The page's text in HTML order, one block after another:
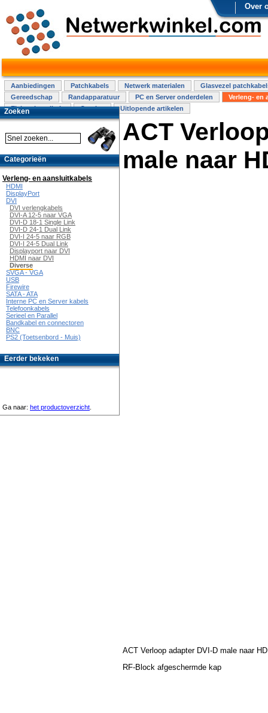
Over
Aanbiedingen Patchkabels Netwerk materialen
Glasvezel
Gereedschap
Randapparatuur PC en Server onderdelen
Verleng- en
Elektra installatie
Overige Uitlopende artikelen
ACT
male naar
ACT Verloop adapter DVI-D male naar
RF-Block afgeschermde kap
Zoeken
Categorieën
Verleng- en aansluitkabels
HDMI
DisplayPort
DVI
DVI verlengkabels
DVI-A 12-5 naar VGA
DVI-D 18-1 Single Link
DVI-D 24-1 Dual Link
DVI-I 24-5 naar RGB
DVI-I 24-5 Dual Link
Displayport naar DVI
HDMI naar DVI
Diverse
SVGA - VGA
USB
Firewire
SATA - ATA
Interne PC en Server kabels
Telefoonkabels
Serieel en Parallel
Bandkabel en connectoren
BNC
PS2 (Toetsenbord - Muis)
Eerder bekeken
Ga naar: het productoverzicht